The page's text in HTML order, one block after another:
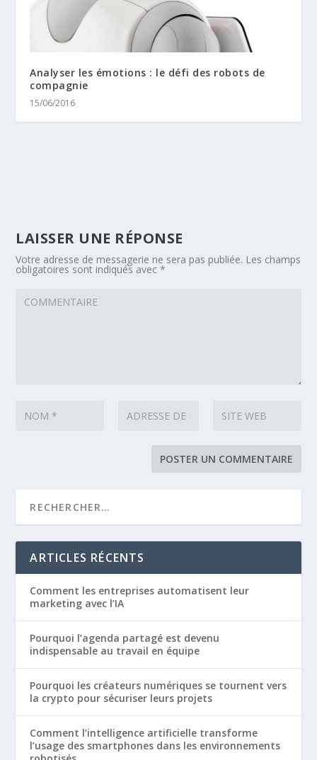
Analyser les émotions : le défi des robots de
compagnie
15/06/2016
LAISSER UNE RÉPONSE
Votre adresse de messagerie ne sera pas publiée. Les champs
obligatoires sont indiqués avec*
ARTICLES RÉCENTS
Comment les entreprises automatisent leur
marketing avec l’IA
Pourquoi l’agenda partagé est devenu
indispensable au travail en équipe
Pourquoi les créateurs numériques se tournent vers
la crypto pour sécuriser leurs projets
Comment l’intelligence artificielle transforme
l’usage des smartphones dans les environnements